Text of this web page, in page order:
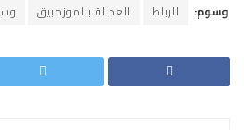
وسوم: الرباط العدالة بالموزمبيق